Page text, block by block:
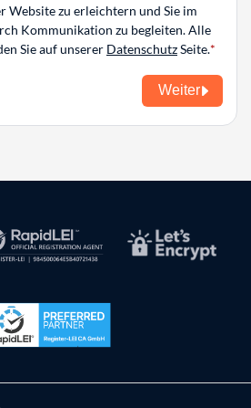
Website zu erleichtern und Sie im
Kommunikation zu begleiten. Alle
Sie auf unserer DatenschutzSeite.
Weiter